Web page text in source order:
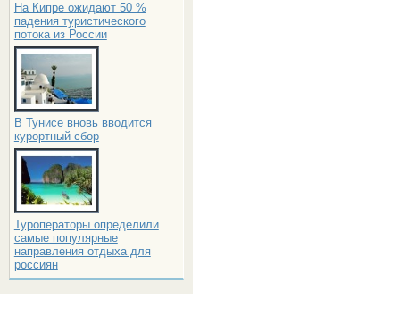
На Кипре ожидают 50 %
падения туристического
потока из России
В Тунисе вновь вводится
курортный сбор
Туроператоры определили
самые популярные
направления отдыха для
россиян